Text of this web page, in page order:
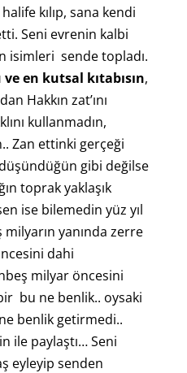
kılıp, sana kendi
Seni evrenin kalbi
isimleri sende topladı.
en kutsal kıtabısın,
Hakkın zat’ını
kullanmadın,
Zan ettinki gerçeği
gibi değilse
toprak yaklaşık
ise bilemedin yüz yıl
yanında zerre
dahi
milyar öncesini
bu ne benlik.. oysaki
benlik getirmedi..
ile paylaştı… Seni
eyleyip senden